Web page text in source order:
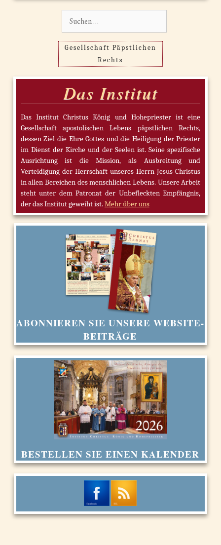
Gesellschaft Päpstlichen
Rechts
Das Institut
Das Institut Christus König und Hohepriester ist eine
Gesellschaft apostolischen Lebens päpstlichen Rechts,
dessen Ziel die Ehre Gottes und die Heiligung der Priester
im Dienst der Kirche und der Seelen ist. Seine spezifische
Ausrichtung ist die Mission, als Ausbreitung und
Verteidigung der Herrschaft unseres Herrn Jesus Christus
in allen Bereichen des menschlichen Lebens. Unsere Arbeit
steht unter dem Patronat der Unbefleckten Empfängnis,
der das Institut geweiht ist.Mehr über uns
ABONNIEREN SIE UNSERE WEBSITE-
BEITRÄGE
BESTELLEN SIE EINEN KALENDER